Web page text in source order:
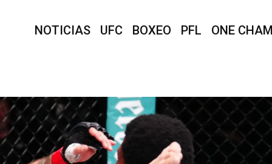
NOTICIAS UFC BOXEO PFL ONE